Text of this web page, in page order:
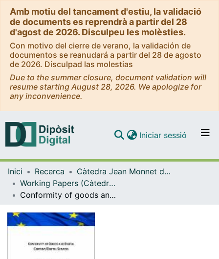
Amb motiu del tancament d'estiu, la validació
de documents es reprendrà a partir del 28
d'agost de 2026. Disculpeu les molèsties.
Con motivo del cierre de verano, la validación de
documentos se reanudará a partir del 28 de agosto
de 2026. Disculpad las molestias
Due to the summer closure, document validation will
resume starting August 28, 2026. We apologize for
any inconvenience.
Navega per tot el DD
Iniciar sessió (current)
Inici Recerca
Càtedra Jean Monnet de Dret Privat Europeu
Working Papers (Càtedra Jean Monnet de Dret Privat Europeu)
Conformity of goods and digital content/digital services